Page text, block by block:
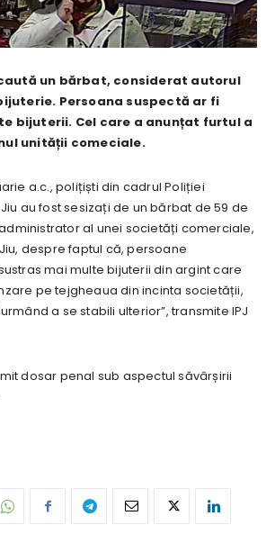
un bărbat, considerat autorul
Persoana suspectă ar fi
bijuterii. Cel care a anunțat furtul a
unității comeciale.
a.c., polițiști din cadrul Poliției
au fost sesizați de un bărbat de 59 de
al unei societăți comerciale,
despre faptul că, persoane
mai multe bijuterii din argint care
pe tejgheaua din incinta societății,
a se stabili ulterior”, transmite IPJ
dosar penal sub aspectul săvârșirii